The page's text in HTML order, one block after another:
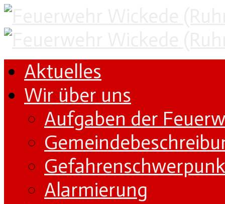
Aktuelles
Wir über uns
Aufgaben der
Alarmierung